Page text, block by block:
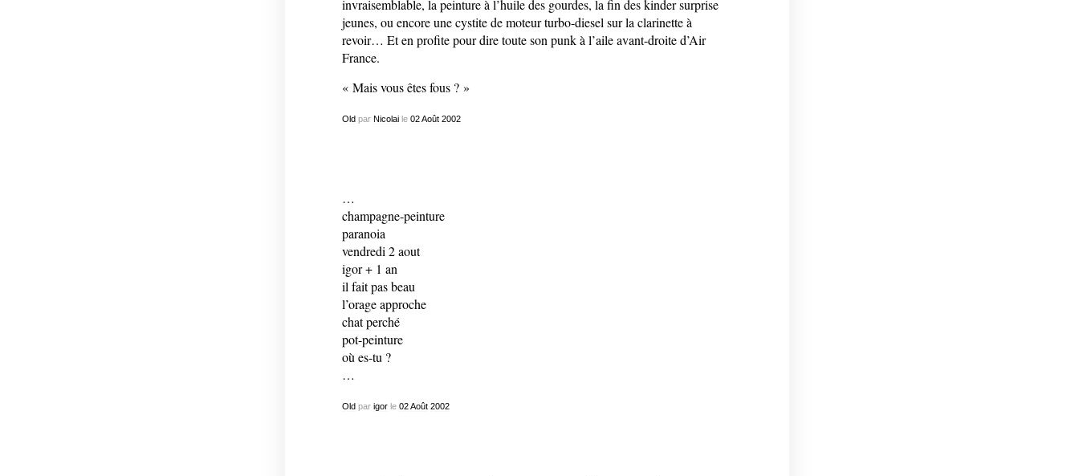
invraisemblable, la peinture à l’huile des gourdes, la fin des kinder surprise
jeunes, ou encore une cystite de moteur turbo-diesel sur la clarinette à
revoir… Et en profite pour dire toute son punk à l’aile avant-droite d’Air
France.
« Mais vous êtes fous ? »
Old par Nicolaile 02 Août 2002
…
champagne-peinture
paranoia
vendredi 2 aout
igor + 1 an
il fait pas beau
l’orage approche
chat perché
pot-peinture
où es-tu ?
…
Old par igorle 02 Août 2002